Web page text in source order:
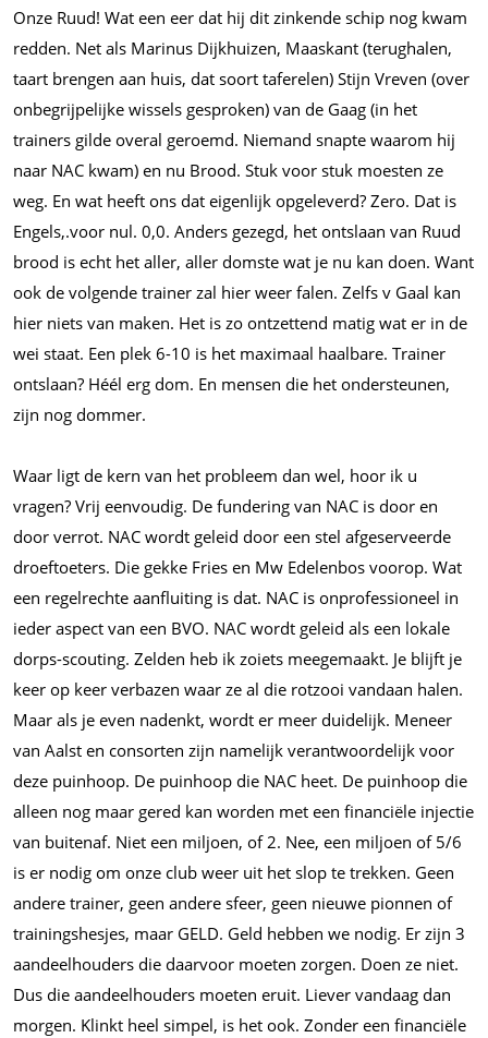
Onze Ruud! Wat een eer dat hij dit zinkende schip nog kwam
redden. Net als Marinus Dijkhuizen, Maaskant (terughalen,
taart brengen aan huis, dat soort taferelen) Stijn Vreven (over
onbegrijpelijke wissels gesproken) van de Gaag (in het
trainers gilde overal geroemd. Niemand snapte waarom hij
naar NAC kwam) en nu Brood. Stuk voor stuk moesten ze
weg. En wat heeft ons dat eigenlijk opgeleverd? Zero. Dat is
Engels,.voor nul. 0,0. Anders gezegd, het ontslaan van Ruud
brood is echt het aller, aller domste wat je nu kan doen. Want
ook de volgende trainer zal hier weer falen. Zelfs v Gaal kan
hier niets van maken. Het is zo ontzettend matig wat er in de
wei staat. Een plek 6-10 is het maximaal haalbare. Trainer
ontslaan? Héél erg dom. En mensen die het ondersteunen,
zijn nog dommer.
Waar ligt de kern van het probleem dan wel, hoor ik u
vragen? Vrij eenvoudig. De fundering van NAC is door en
door verrot. NAC wordt geleid door een stel afgeserveerde
droeftoeters. Die gekke Fries en Mw Edelenbos voorop. Wat
een regelrechte aanfluiting is dat. NAC is onprofessioneel in
ieder aspect van een BVO. NAC wordt geleid als een lokale
dorps-scouting. Zelden heb ik zoiets meegemaakt. Je blijft je
keer op keer verbazen waar ze al die rotzooi vandaan halen.
Maar als je even nadenkt, wordt er meer duidelijk. Meneer
van Aalst en consorten zijn namelijk verantwoordelijk voor
deze puinhoop. De puinhoop die NAC heet. De puinhoop die
alleen nog maar gered kan worden met een financiële injectie
van buitenaf. Niet een miljoen, of 2. Nee, een miljoen of 5/6
is er nodig om onze club weer uit het slop te trekken. Geen
andere trainer, geen andere sfeer, geen nieuwe pionnen of
trainingshesjes, maar GELD. Geld hebben we nodig. Er zijn 3
aandeelhouders die daarvoor moeten zorgen. Doen ze niet.
Dus die aandeelhouders moeten eruit. Liever vandaag dan
morgen. Klinkt heel simpel, is het ook. Zonder een financiële